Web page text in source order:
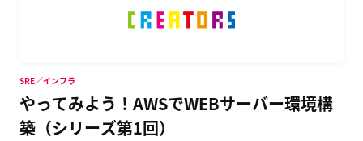
やってみよう！AWSでWEBサーバー環境構
築（シリーズ第1回）
SRE／インフラ